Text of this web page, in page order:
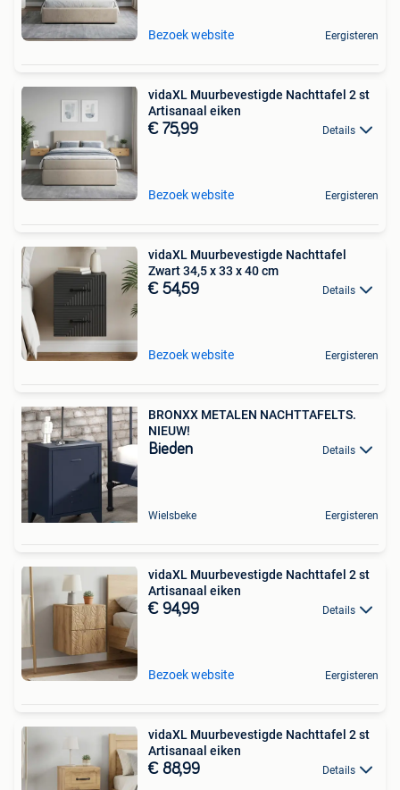
Bezoek website Eergisteren
vidaXL Muurbevestigde Nachttafel 2 st
Artisanaal eiken
€ 75,99 Details
Bezoek website Eergisteren
vidaXL Muurbevestigde Nachttafel
Zwart 34,5 x 33 x 40 cm
€ 54,59 Details
Bezoek website Eergisteren
BRONXX METALEN NACHTTAFELTS.
NIEUW!
Bieden Details
Wielsbeke Eergisteren
vidaXL Muurbevestigde Nachttafel 2 st
Artisanaal eiken
€ 94,99 Details
Bezoek website Eergisteren
vidaXL Muurbevestigde Nachttafel 2 st
Artisanaal eiken
€ 88,99 Details